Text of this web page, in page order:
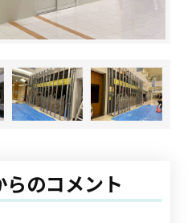
のコメント